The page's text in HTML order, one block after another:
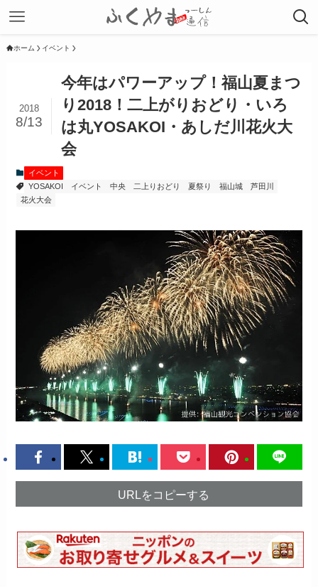
ホーム イベント
今年はパワーアップ！福山夏まつ
り2018！二上がりおどり・いろ
は丸YOSAKOI・あしだ川花火大
会
2018
8/13
イベント
YOSAKOI
イベント 中央 二上りおどり 夏祭り 福山城
芦田川
花火大会
URLをコピーする